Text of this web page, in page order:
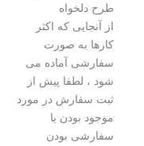
طرح دلخواه
از آنجایی که اکثر
کارها به صورت
سفارشی آماده می
شود ، لطفا پیش از
ثبت سفارش در مورد
موجود بودن یا
سفارشی بودن